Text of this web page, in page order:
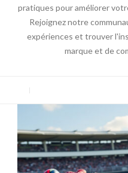
pratiques pour améliorer
Rejoignez notre
expériences et trouver
marque et de